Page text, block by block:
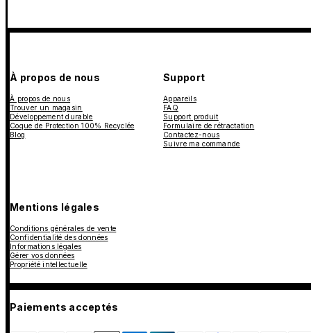
À propos de nous
À propos de nous
Trouver un magasin
Développement durable
Coque de Protection 100% Recyclée
Blog
Support
Appareils
FAQ
Support produit
Formulaire de rétractation
Contactez-nous
Suivre ma commande
Mentions légales
Conditions générales de vente
Confidentialité des données
Informations légales
Gérer vos données
Propriété intellectuelle
Paiements acceptés